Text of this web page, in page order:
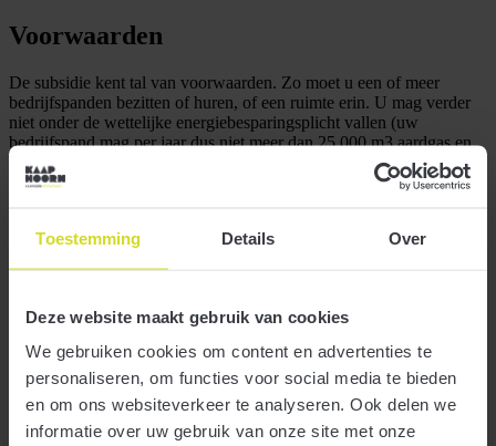
Toestemming Details Over
Deze website maakt gebruik van cookies
We gebruiken cookies om content en advertenties te
personaliseren, om functies voor social media te bieden
en om ons websiteverkeer te analyseren. Ook delen we
informatie over uw gebruik van onze site met onze
Voorwaarden
De subsidie kent tal van voorwaarden. Zo moet u een of meer
bedrijfspanden bezitten of huren, of een ruimte erin. U mag verder
niet onder de wettelijke energiebesparingsplicht vallen (uw
bedrijfspand mag per jaar dus niet meer dan 25.000 m3 aardgas en
50.000 kWh elektriciteit gebruiken). De voorwaarden zijn dit jaar
verscherpt. Zo moet de energieadviseur tenminste twee jaar ervaring
voorwaarden.
Ondernemend Nederland (rvo.nl). Dit kan tot 30 september 2023
17.00 uur. U heeft eHerkenning nodig op minstens niveau eH2+.
Ook uw adviseur kan de subsidie aanvragen.